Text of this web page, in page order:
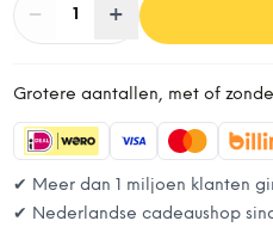
− Aantal
1 +
Grotere aantallen, met of
✔ Meer dan 1 miljoen klanten
✔ Nederlandse cadeaushop